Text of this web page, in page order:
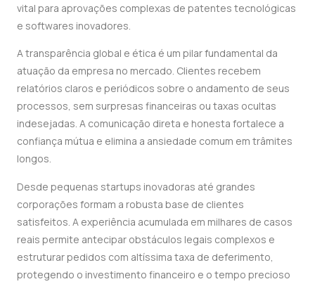
vital para aprovações complexas de patentes tecnológicas
e softwares inovadores.
A transparência global e ética é um pilar fundamental da
atuação da empresa no mercado. Clientes recebem
relatórios claros e periódicos sobre o andamento de seus
processos, sem surpresas financeiras ou taxas ocultas
indesejadas. A comunicação direta e honesta fortalece a
confiança mútua e elimina a ansiedade comum em trâmites
longos.
Desde pequenas startups inovadoras até grandes
corporações formam a robusta base de clientes
satisfeitos. A experiência acumulada em milhares de casos
reais permite antecipar obstáculos legais complexos e
estruturar pedidos com altíssima taxa de deferimento,
protegendo o investimento financeiro e o tempo precioso